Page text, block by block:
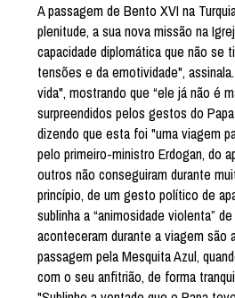
A passagem de Bento XVI na
plenitude, a sua nova missão na
capacidade diplomática que não se
tensões e da emotividade",
vida", mostrando que “ele já não é
surpreendidos pelos gestos do
dizendo que esta foi "uma viagem
pelo primeiro-ministro Erdogan, do
outros não conseguiram durante
princípio, de um gesto político de
sublinha a “animosidade violenta”
aconteceram durante a viagem são
passagem pela Mesquita Azul,
com o seu anfitrião, de forma